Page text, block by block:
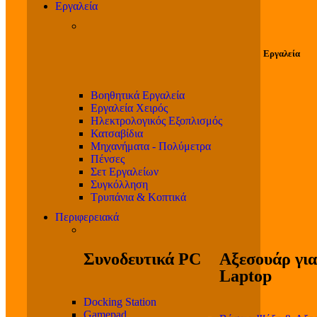
Εργαλεία
Εργαλεία
Βοηθητικά Εργαλεία
Εργαλεία Χειρός
Ηλεκτρολογικός Εξοπλισμός
Κατσαβίδια
Μηχανήματα - Πολύμετρα
Πένσες
Σετ Εργαλείων
Συγκόλληση
Τρυπάνια & Κοπτικά
Περιφερειακά
Συνοδευτικά PC
Docking Station
Αξεσουάρ για
Laptop